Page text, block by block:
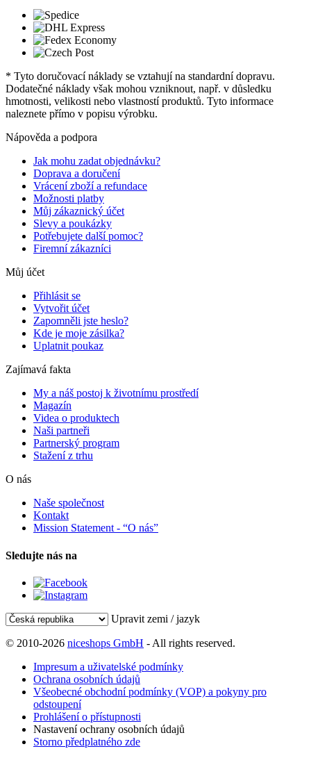
* Tyto doručovací náklady se vztahují na standardní dopravu.
Dodatečné náklady však mohou vzniknout, např. v důsledku
hmotnosti, velikosti nebo vlastností produktů. Tyto informace
naleznete přímo v popisu výrobku.
Nápověda a podpora
Jak mohu zadat objednávku?
Doprava a doručení
Vrácení zboží a refundace
Možnosti platby
Můj zákaznický účet
Slevy a poukázky
Potřebujete další pomoc?
Firemní zákazníci
Můj účet
Přihlásit se
Vytvořit účet
Zapomněli jste heslo?
Kde je moje zásilka?
Uplatnit poukaz
Zajímavá fakta
My a náš postoj k životnímu prostředí
Magazín
Videa o produktech
Naši partneři
Partnerský program
Stažení z trhu
O nás
Naše společnost
Kontakt
Mission Statement - “O nás”
Sledujte nás na
Upravit zemi / jazyk
© 2010-2026 niceshops GmbH - All rights reserved.
Impresum a uživatelské podmínky
Ochrana osobních údajů
Všeobecné obchodní podmínky (VOP) a pokyny pro
odstoupení
Prohlášení o přístupnosti
Nastavení ochrany osobních údajů
Storno předplatného zde